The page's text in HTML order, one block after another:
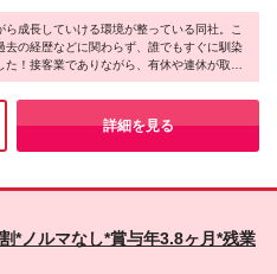
手当＋賞与年2回 ■その他の地域：月
39万0,280円＋各種手当＋賞与年2回
の想定残業時間を含んで算出してお
時間30h+資格取得の場合） ＜給与
給24万3,500円～38万2,400円 ※上
万3,400円～3万7,300円を含んでい
井、愛知、三重、岐阜 ＜募集エ
宮城、福島 【関東】東京、神奈川、
、群馬、茨城 【北陸・甲信越】福
】愛知、三重、岐阜 【関西】大阪
島、鳥取、島根 【四国】徳島、香
※配属店舗については
ら成長していける環境が整っている同社。こ
去の経歴などに関わらず、誰でもすぐに馴染
！接客業でありながら、有休や連休が取り
トも大切にできる点も魅力的♪また、頑張り
ライフイベントを迎えてもキャリアを積んで
り整っているので、「働きやすさ・キャリ
スを求める方にオススメです♪
詳細を見る
*ノルマなし*賞与年3.8ヶ月*残業